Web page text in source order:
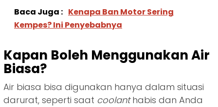
Baca Juga : Kenapa Ban Motor Sering
Kempes? Ini Penyebabnya
Kapan Boleh Menggunakan Air
Biasa?
Air biasa bisa digunakan hanya dalam situasi
darurat, seperti saat coolanthabis dan Anda